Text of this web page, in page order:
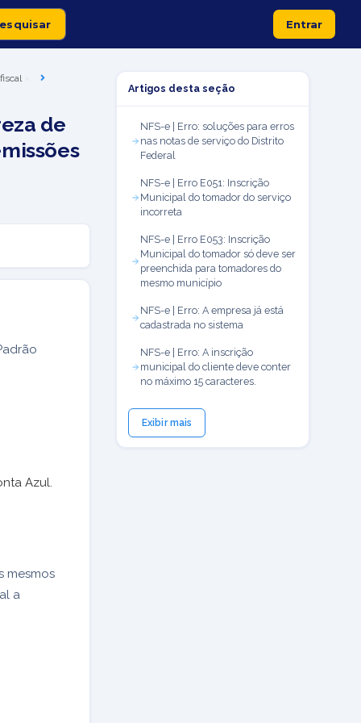
Entrar
de
Azul.
mesmos
a
Artigos desta seção
NFS-e | Erro: soluções para erros
nas notas de serviço do Distrito
Federal
NFS-e | Erro E051: Inscrição
Municipal do tomador do serviço
incorreta
NFS-e | Erro E053: Inscrição
Municipal do tomador só deve ser
preenchida para tomadores do
mesmo município
NFS-e | Erro: A empresa já está
cadastrada no sistema
NFS-e | Erro: A inscrição
municipal do cliente deve conter
no máximo 15 caracteres.
Exibir mais